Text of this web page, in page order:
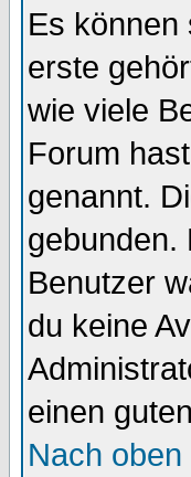
Es können
erste
wie viele
Forum
genannt.
gebunden.
Benutzer
du keine
einen
Nach oben